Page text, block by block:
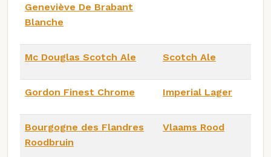
Geneviève De Brabant
Blanche
Mc Douglas Scotch Ale Scotch Ale
Gordon Finest Chrome Imperial Lager
Bourgogne des Flandres
Roodbruin
Vlaams Rood